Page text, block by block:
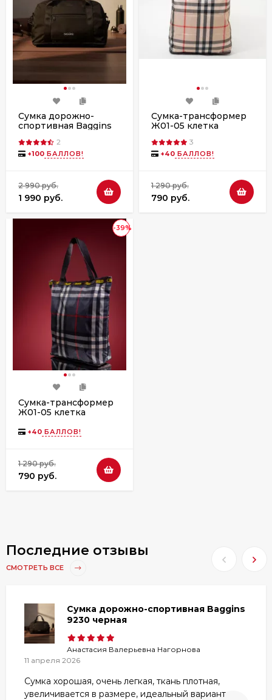
Сумка дорожно-
спортивная Baggins
2
+100 БАЛЛОВ!
2 990 руб.
1 990 руб.
Сумка-трансформер
Ж01-05 клетка
3
+40 БАЛЛОВ!
1 290 руб.
790 руб.
-39%
Сумка-трансформер
Ж01-05 клетка
+40 БАЛЛОВ!
1 290 руб.
790 руб.
Последние отзывы
СМОТРЕТЬ ВСЕ
Сумка дорожно-спортивная Baggins
9230 черная
Анастасия Валерьевна Нагорнова
11 апреля 2026
Сумка хорошая, очень легкая, ткань плотная,
увеличивается в размере, идеальный вариант